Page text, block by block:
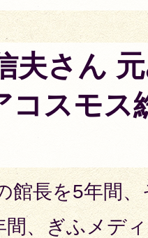
夫さん
コスモス
館長を5年間
間、ぎふメデ